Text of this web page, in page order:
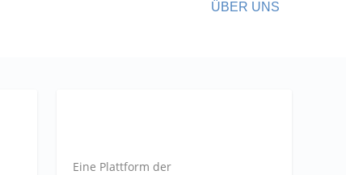
ÜBER UNS
Eine Plattform der